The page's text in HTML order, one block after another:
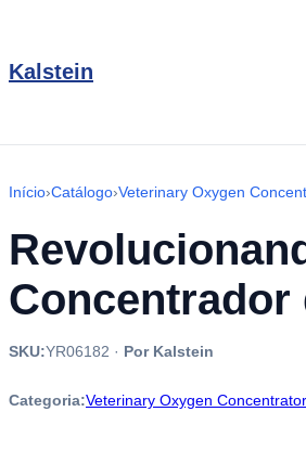
Kalstein
Início›Catálogo›Veterinary Oxygen
Concentrador
SKU:YR06182 · Por Kalstein
Categoria:Veterinary Oxygen Concentrator